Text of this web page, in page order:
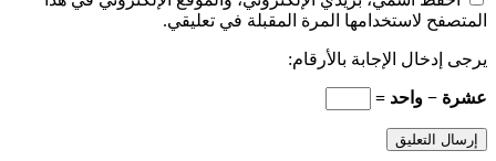
المتصفح لاستخدامها المرة المقبلة في تعليقي.
يرجى إدخال الإجابة بالأرقام:
عشرة − واحد =